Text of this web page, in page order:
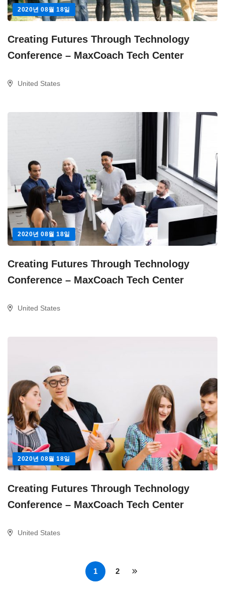
2020년 08월 18일
Creating Futures Through Technology
Conference – MaxCoach Tech Center
United States
2020년 08월 18일
Creating Futures Through Technology
Conference – MaxCoach Tech Center
United States
2020년 08월 18일
Creating Futures Through Technology
Conference – MaxCoach Tech Center
United States
1 2